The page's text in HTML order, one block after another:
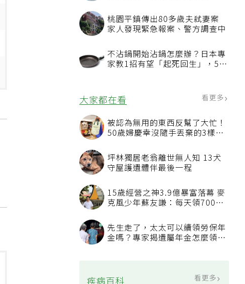
桃園平鎮傳出80多歲夫弒妻案
家人發現緊急報案、警方調查中
不沾鍋開始沾鍋怎麼辦？日本專
家教1招有望「起死回生」，5情
大家都在看 看更多
被認為無用的東西反幫了大忙！
50歲婦慶幸沒隨手丟棄的3樣物
坪林獨居老翁離世無人知 13犬
守屋護遺體伴最後一程
15歲經營之神3.9億暴富落幕 麥
克風少年蘇友謙：每天領700元
先生走了，太太可以續領勞保年
金嗎？專家揭遺屬年金怎麼領，
疾病百科 看更多